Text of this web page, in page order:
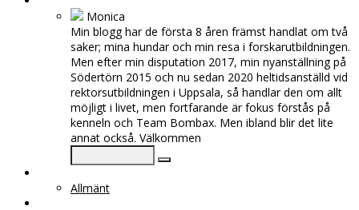
Monica
Min blogg har de första 8 åren främst handlat om två
saker; mina hundar och min resa i forskarutbildningen.
Men efter min disputation 2017, min nyanställning på
Södertörn 2015 och nu sedan 2020 heltidsanställd vid
rektorsutbildningen i Uppsala, så handlar den om allt
möjligt i livet, men fortfarande är fokus förstås på
kenneln och Team Bombax. Men ibland blir det lite
annat också. Välkommen
Allmänt